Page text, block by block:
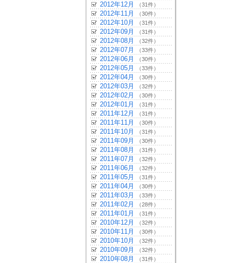
2012年12月 （31件）
2012年11月 （30件）
2012年10月 （31件）
2012年09月 （31件）
2012年08月 （32件）
2012年07月 （33件）
2012年06月 （30件）
2012年05月 （33件）
2012年04月 （30件）
2012年03月 （32件）
2012年02月 （30件）
2012年01月 （31件）
2011年12月 （31件）
2011年11月 （30件）
2011年10月 （31件）
2011年09月 （30件）
2011年08月 （31件）
2011年07月 （32件）
2011年06月 （32件）
2011年05月 （31件）
2011年04月 （30件）
2011年03月 （33件）
2011年02月 （28件）
2011年01月 （31件）
2010年12月 （32件）
2010年11月 （30件）
2010年10月 （32件）
2010年09月 （32件）
2010年08月 （31件）